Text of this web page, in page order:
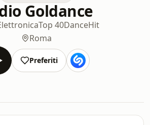
Goldance
Top 40DanceHit
Roma
Preferiti